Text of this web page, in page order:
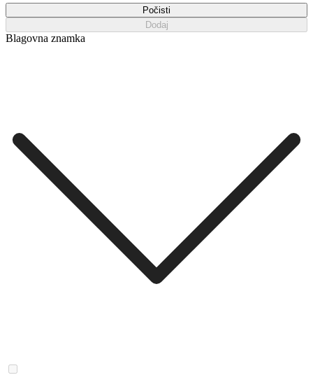
Počisti
Dodaj
Blagovna znamka